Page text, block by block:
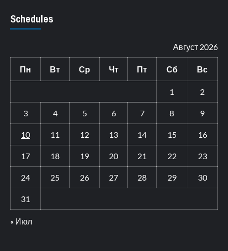
Schedules
Август 2026
Пн Вт Ср Чт Пт Сб Вс
1 2
3 4 5 6 7 8 9
10 11 12 13 14 15 16
17 18 19 20 21 22 23
24 25 26 27 28 29 30
31
« Июл